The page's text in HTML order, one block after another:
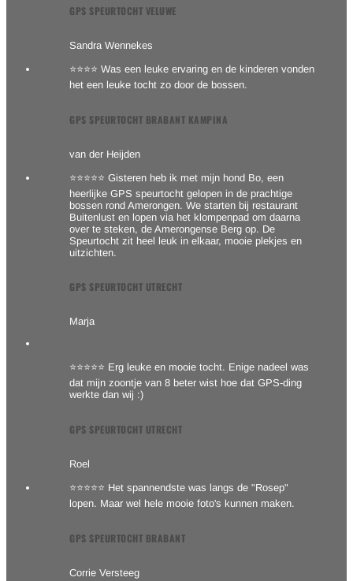
GPS SPEURTOCHT VELUWE
Sandra Wennekes
⭐⭐⭐⭐ Was een leuke ervaring en de kinderen vonden
het een leuke tocht zo door de bossen.
GPS SPEURTOCHT BRABANT KAMPINA
van der Heijden
⭐⭐⭐⭐⭐ Gisteren heb ik met mijn hond Bo, een
heerlijke GPS speurtocht gelopen in de prachtige
bossen rond Amerongen. We starten bij restaurant
Buitenlust en lopen via het klompenpad om daarna
over te steken, de Amerongense Berg op. De
Speurtocht zit heel leuk in elkaar, mooie plekjes en
uitzichten.
GPS SPEURTOCHT UTRECHT
Marja
⭐⭐⭐⭐⭐ Erg leuke en mooie tocht. Enige nadeel was
dat mijn zoontje van 8 beter wist hoe dat GPS-ding
werkte dan wij :)
GPS SPEURTOCHT UTRECHT
Roel
⭐⭐⭐⭐⭐ Het spannendste was langs de "Rosep"
lopen. Maar wel hele mooie foto's kunnen maken.
GPS SPEURTOCHT BRABANT
Corrie Versteeg